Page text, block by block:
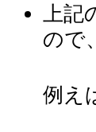
上
ので
例え